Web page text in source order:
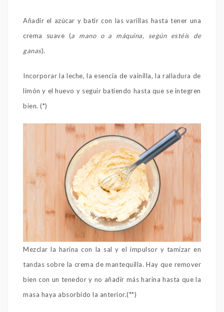
Añadir el azúcar y batir con las varillas hasta tener una
crema suave (a mano o a máquina, según estéis de
ganas).
Incorporar la leche, la esencia de vainilla, la ralladura de
limón y el huevo y seguir batiendo hasta que se integren
bien. (*)
Mezclar la harina con la sal y el impulsor y tamizar en
tandas sobre la crema de mantequilla. Hay que remover
bien con un tenedor y no añadir más harina hasta que la
masa haya absorbido la anterior.(**)